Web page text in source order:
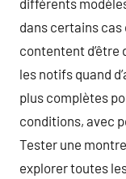
dans certains
contentent d’être
les notifs quand
plus complètes
conditions, avec
Tester une
explorer toutes